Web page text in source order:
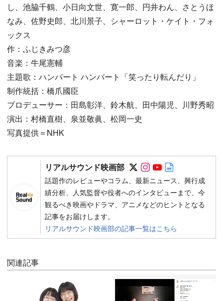
し、池脇千鶴、小日向文世、寛一郎、円井わん、さとうほ
なみ、佐野史郎、北川景子、シャーロット・ケイト・フォ
ックス
作：ふじきみつ彦
音楽：牛尾憲輔
主題歌：ハンバート ハンバート「笑ったり転んだり」
制作統括：橋爪國臣
プロデューサー：田島彰洋、鈴木航、田中陽児、川野秀昭
演出：村橋直樹、泉並敬眞、松岡一史
写真提供＝NHK
リアルサウンド映画部 Follow on SNS
Follow on SNS
Follow on
話題作のレビューやコラム、最新ニュース、興行成
績分析、人気監督や役者へのインタビューまで、今
観るべき映画やドラマ、アニメなどのヒントとなる
記事をお届けします。
リアルサウンド映画部の記事一覧はこちら
関連記事